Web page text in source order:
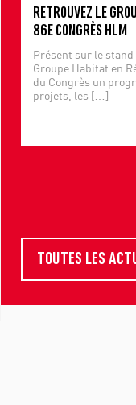
RETROUVEZ LE
86E CONGRÈS HLM
Présent sur le stand
Groupe Habitat en
du Congrès un
projets, les […]
TOUTES LES